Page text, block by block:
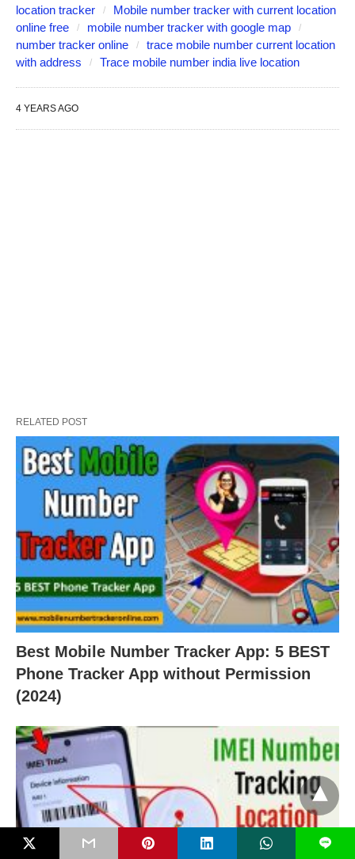
location tracker
Mobile number tracker with current location
online free
mobile number tracker with google map
number tracker online
trace mobile number current location
with address
Trace mobile number india live location
4 YEARS AGO
RELATED POST
Best Mobile Number Tracker App: 5 BEST
Phone Tracker App without Permission
(2024)
L